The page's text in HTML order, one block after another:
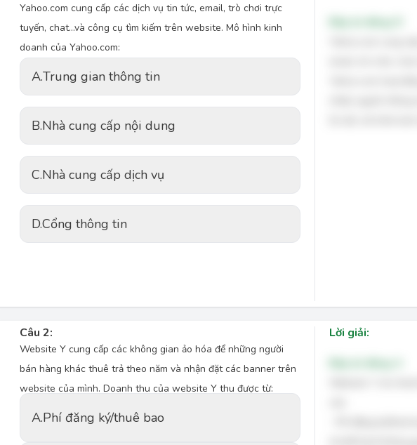
Yahoo.com cung cấp các dịch vụ tin tức, email, trò chơi trực
tuyến, chat…và công cụ tìm kiếm trên website. Mô hình kinh
doanh của Yahoo.com:
A.Trung gian thông tin
B.Nhà cung cấp nội dung
C.Nhà cung cấp dịch vụ
D.Cổng thông tin
Câu 2:
Website Y cung cấp các không gian ảo hóa để những người
bán hàng khác thuê trả theo năm và nhận đặt các banner trên
website của mình. Doanh thu của website Y thu được từ:
A.Phí đăng ký/thuê bao
Lời giải: